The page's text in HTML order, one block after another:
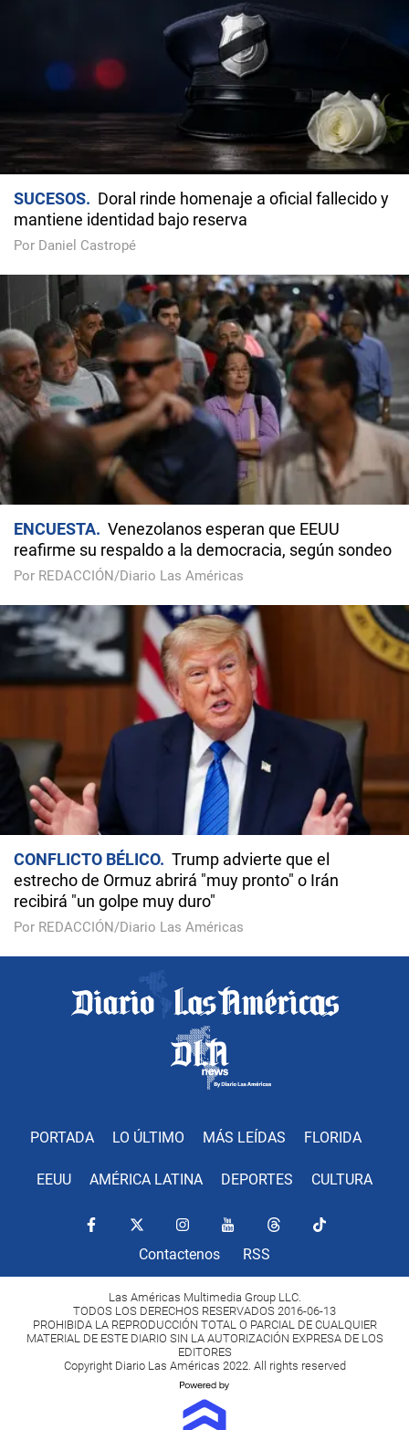
SUCESOS
Doral rinde homenaje a oficial fallecido y
mantiene identidad bajo reserva
Por Daniel Castropé
ENCUESTA
Venezolanos esperan que EEUU
reafirme su respaldo a la democracia, según sondeo
Por REDACCIÓN/Diario Las Américas
CONFLICTO BÉLICO
Trump advierte que el
estrecho de Ormuz abrirá "muy pronto" o Irán
recibirá "un golpe muy duro"
Por REDACCIÓN/Diario Las Américas
PORTADA LO ÚLTIMO MÁS LEÍDAS FLORIDA
EEUU AMÉRICA LATINA DEPORTES CULTURA
Contactenos RSS
Las Américas Multimedia Group LLC.
TODOS LOS DERECHOS RESERVADOS 2016-06-13
PROHIBIDA LA REPRODUCCIÓN TOTAL O PARCIAL DE CUALQUIER
MATERIAL DE ESTE DIARIO SIN LA AUTORIZACIÓN EXPRESA DE LOS
EDITORES
Copyright Diario Las Américas 2022. All rights reserved